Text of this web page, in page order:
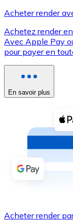
XRP
XRP
Voir toutes
Coupons
Achetez
Acheter
Virement
Acheter render
Achetez render
Avec Apple Pay
pour payer en
En savoir plus
Acheter render